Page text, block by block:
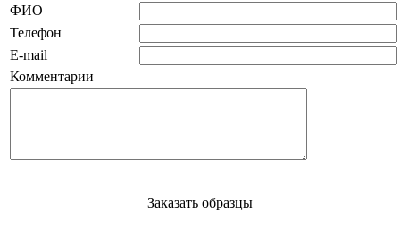
ФИО
Телефон
E-mail
Комментарии
Заказать образцы